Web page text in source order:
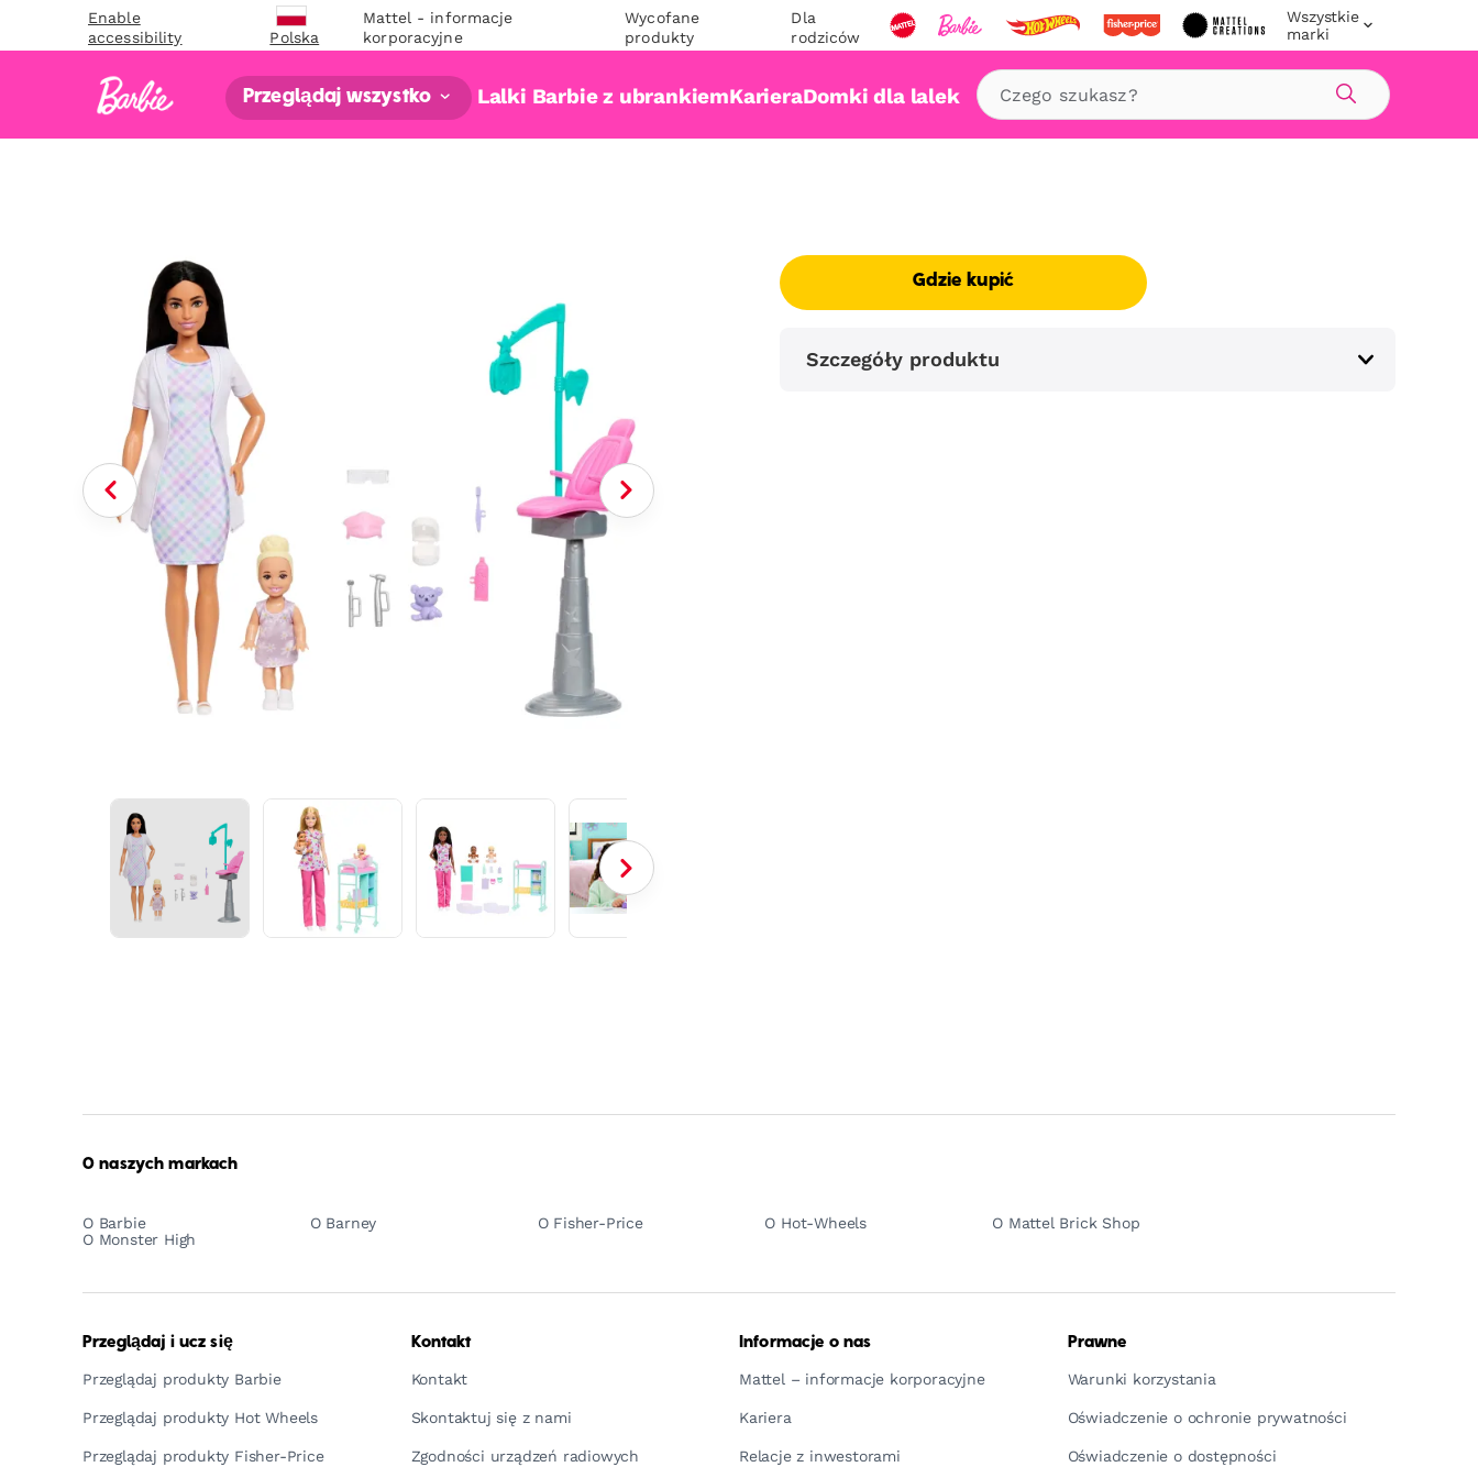
Enable
accessibility
Polska
Mattel - informacje
korporacyjne
Wycofane
produkty
Dla
rodziców
Wszystkie
marki
Przeglądaj wszystko Lalki Barbie z ubrankiemKarieraDomki dla lalek
Szukaj
Gdzie kupić
Szczegóły produktu
O naszych markach
O Barbie O Barney O Fisher-Price O Hot-Wheels
O Mattel Brick Shop
O Monster High
Przeglądaj i ucz się
Przeglądaj produkty Barbie
Przeglądaj produkty Hot Wheels
Przeglądaj produkty Fisher-Price
Kontakt
Kontakt
Skontaktuj się z nami
Zgodności urządzeń radiowych
Informacje o nas
Mattel – informacje korporacyjne
Kariera
Relacje z inwestorami
Prawne
Warunki korzystania
Oświadczenie o ochronie prywatności
Oświadczenie o dostępności